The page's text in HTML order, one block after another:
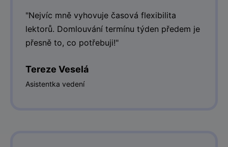
"Nejvíc mně vyhovuje časová flexibilita
lektorů. Domlouvání termínu týden předem je
přesně to, co potřebuji!"
Tereze Veselá
Asistentka vedení